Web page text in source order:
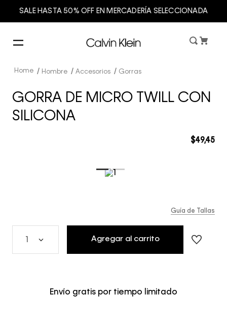
SALE HASTA 50% OFF EN MERCADERÍA SELECCIONADA
Hombre Accesorios Gorras
GORRA DE MICRO TWILL CON
SILICONA
$49,45
Guía de Tallas
Agregar al carrito
Envío gratis por tiempo limitado